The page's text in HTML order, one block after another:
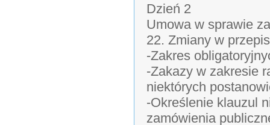
Dzień 2
Umowa w sprawie
22. Zmiany w
-Zakres
-Zakazy w zakresie
niektórych
-Określenie klauzul
zamówienia